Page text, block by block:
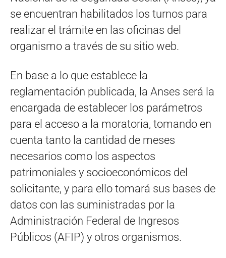
se encuentran habilitados los turnos para
realizar el trámite en las oficinas del
organismo a través de su sitio web.
En base a lo que establece la
reglamentación publicada, la Anses será la
encargada de establecer los parámetros
para el acceso a la moratoria, tomando en
cuenta tanto la cantidad de meses
necesarios como los aspectos
patrimoniales y socioeconómicos del
solicitante, y para ello tomará sus bases de
datos con las suministradas por la
Administración Federal de Ingresos
Públicos (AFIP) y otros organismos.